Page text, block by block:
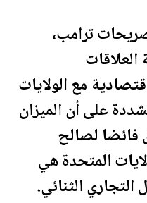
ترامب،
معالولايات
على أن الميزان
فائضا لصالح
المتحدةهي
التجاري الثنائي.